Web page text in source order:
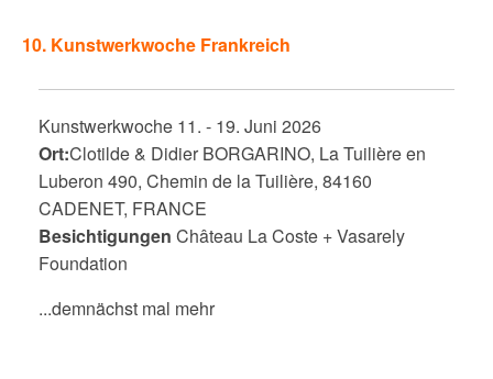
10. Kunstwerkwoche Frankreich
Kunstwerkwoche 11. - 19. Juni 2026
Ort:Clotilde & Didier BORGARINO, La Tuilière en
Luberon 490, Chemin de la Tuilière, 84160
CADENET, FRANCE
Besichtigungen Château La Coste + Vasarely
Foundation
...demnächst mal mehr